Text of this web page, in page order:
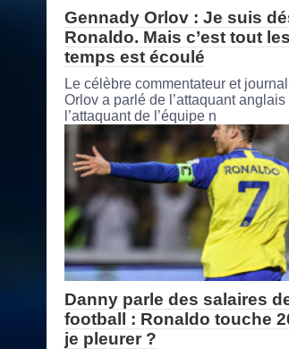
Gennady Orlov : Je suis
Ronaldo. Mais c’est tout
temps est écoulé
Le célèbre commentateur et
Orlov a parlé de l’attaquant
l’attaquant de l’équipe n
Danny parle des salaires
football : Ronaldo touche
je pleurer ?